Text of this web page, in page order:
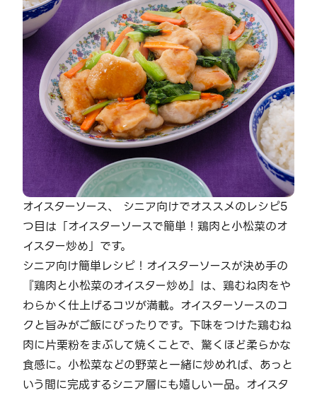
オイスターソース、 シニア向けでオススメのレシピ5
つ目は「オイスターソースで簡単！鶏肉と小松菜のオ
イスター炒め」です。
シニア向け簡単レシピ！オイスターソースが決め手の
『鶏肉と小松菜のオイスター炒め』は、鶏むね肉をや
わらかく仕上げるコツが満載。オイスターソースのコ
クと旨みがご飯にぴったりです。下味をつけた鶏むね
肉に片栗粉をまぶして焼くことで、驚くほど柔らかな
食感に。小松菜などの野菜と一緒に炒めれば、あっと
いう間に完成するシニア層にも嬉しい一品。オイスタ